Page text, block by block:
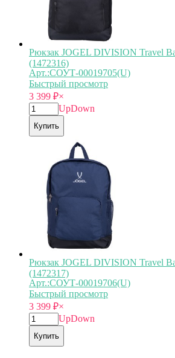
Рюкзак JOGEL DIVISION Travel
(1472316)
Арт.:СОУТ-00019705(U)
Быстрый просмотр
3 399 ₽×
UpDown
Купить
Рюкзак JOGEL DIVISION Travel
(1472317)
Арт.:СОУТ-00019706(U)
Быстрый просмотр
3 399 ₽×
UpDown
Купить